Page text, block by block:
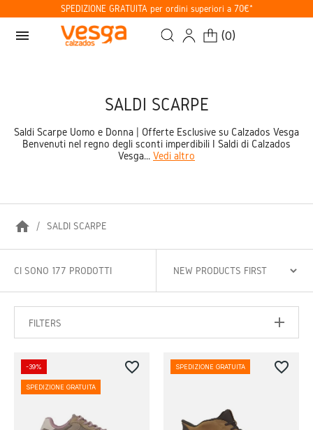
SPEDIZIONE GRATUITA per ordini superiori a 70€*
menu (0)
SALDI SCARPE
Saldi Scarpe Uomo e Donna | Offerte Esclusive su Calzados Vesga
Benvenuti nel regno degli sconti imperdibili I Saldi di Calzados
Vesga... Vedi altro
home SALDI SCARPE
CI SONO 177 PRODOTTI
FILTERS
-39%
SPEDIZIONE GRATUITA
favorite_border SPEDIZIONE GRATUITA favorite_border